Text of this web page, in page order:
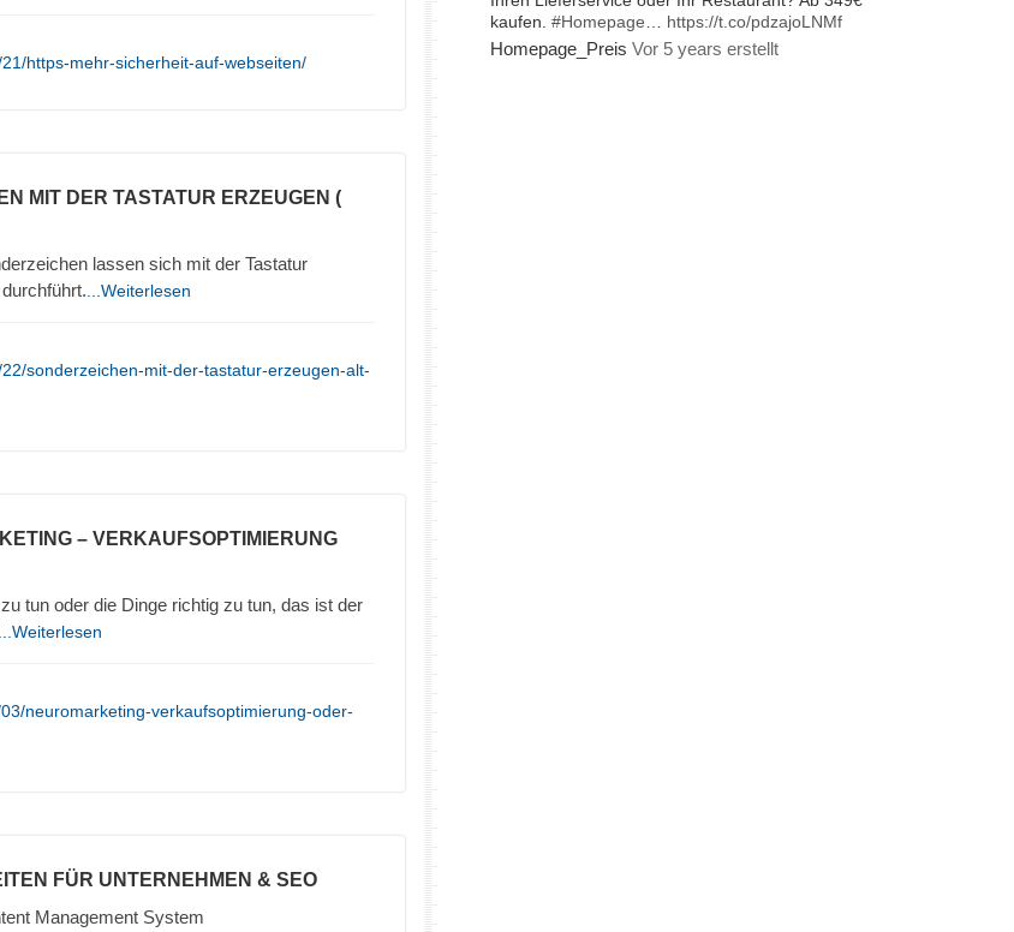
https-mehr-sicherheit-auf-webseiten/
MIT DER TASTATUR ERZEUGEN (
lassen sich mit der Tastatur
...Weiterlesen
sonderzeichen-mit-der-tastatur-erzeugen-alt-
– VERKAUFSOPTIMIERUNG
tun oder die Dinge richtig zu tun, das ist der
...Weiterlesen
neuromarketing-verkaufsoptimierung-oder-
FÜR UNTERNEHMEN & SEO
Management System
kaufen. #Homepage https://t.co/pdzajoLNMf
Homepage_Preis Vor 5 years erstellt